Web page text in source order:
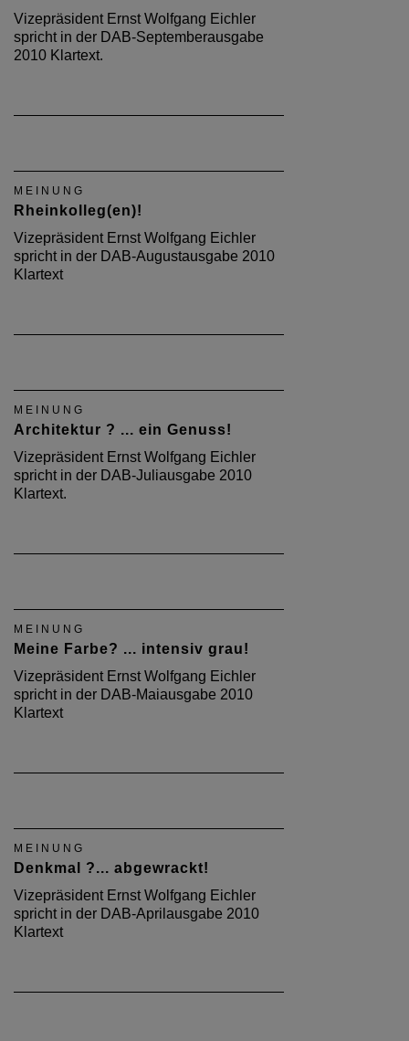
Vizepräsident Ernst Wolfgang Eichler
spricht in der DAB-Septemberausgabe
2010 Klartext.
MEINUNG
Rheinkolleg(en)!
Vizepräsident Ernst Wolfgang Eichler
spricht in der DAB-Augustausgabe 2010
Klartext
MEINUNG
Architektur ? ... ein Genuss!
Vizepräsident Ernst Wolfgang Eichler
spricht in der DAB-Juliausgabe 2010
Klartext.
MEINUNG
Meine Farbe? ... intensiv grau!
Vizepräsident Ernst Wolfgang Eichler
spricht in der DAB-Maiausgabe 2010
Klartext
MEINUNG
Denkmal ?... abgewrackt!
Vizepräsident Ernst Wolfgang Eichler
spricht in der DAB-Aprilausgabe 2010
Klartext